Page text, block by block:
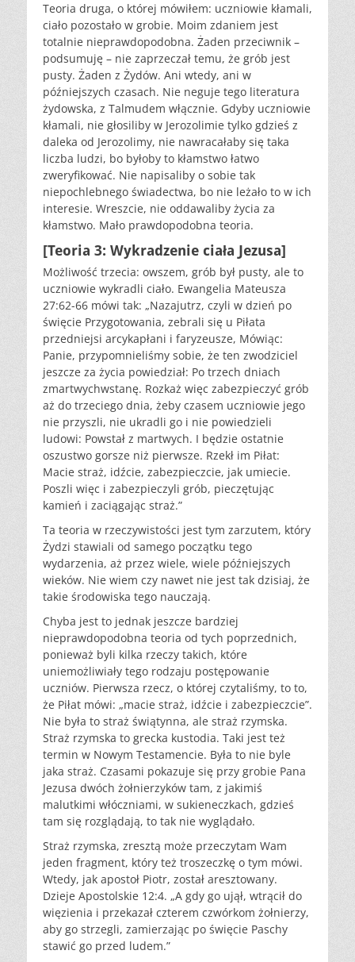
Teoria druga, o której mówiłem: uczniowie kłamali,
ciało pozostało w grobie. Moim zdaniem jest
totalnie nieprawdopodobna. Żaden przeciwnik –
podsumuję – nie zaprzeczał temu, że grób jest
pusty. Żaden z Żydów. Ani wtedy, ani w
późniejszych czasach. Nie neguje tego literatura
żydowska, z Talmudem włącznie. Gdyby uczniowie
kłamali, nie głosiliby w Jerozolimie tylko gdzieś z
daleka od Jerozolimy, nie nawracałaby się taka
liczba ludzi, bo byłoby to kłamstwo łatwo
zweryfikować. Nie napisaliby o sobie tak
niepochlebnego świadectwa, bo nie leżało to w ich
interesie. Wreszcie, nie oddawaliby życia za
kłamstwo. Mało prawdopodobna teoria.
[Teoria 3: Wykradzenie ciała Jezusa]
Możliwość trzecia: owszem, grób był pusty, ale to
uczniowie wykradli ciało. Ewangelia Mateusza
27:62-66 mówi tak: „Nazajutrz, czyli w dzień po
święcie Przygotowania, zebrali się u Piłata
przedniejsi arcykapłani i faryzeusze, Mówiąc:
Panie, przypomnieliśmy sobie, że ten zwodziciel
jeszcze za życia powiedział: Po trzech dniach
zmartwychwstanę. Rozkaż więc zabezpieczyć grób
aż do trzeciego dnia, żeby czasem uczniowie jego
nie przyszli, nie ukradli go i nie powiedzieli
ludowi: Powstał z martwych. I będzie ostatnie
oszustwo gorsze niż pierwsze. Rzekł im Piłat:
Macie straż, idźcie, zabezpieczcie, jak umiecie.
Poszli więc i zabezpieczyli grób, pieczętując
kamień i zaciągając straż.”
Ta teoria w rzeczywistości jest tym zarzutem, który
Żydzi stawiali od samego początku tego
wydarzenia, aż przez wiele, wiele późniejszych
wieków. Nie wiem czy nawet nie jest tak dzisiaj, że
takie środowiska tego nauczają.
Chyba jest to jednak jeszcze bardziej
nieprawdopodobna teoria od tych poprzednich,
ponieważ byli kilka rzeczy takich, które
uniemożliwiały tego rodzaju postępowanie
uczniów. Pierwsza rzecz, o której czytaliśmy, to to,
że Piłat mówi: „macie straż, idźcie i zabezpieczcie”.
Nie była to straż świątynna, ale straż rzymska.
Straż rzymska to grecka kustodia. Taki jest też
termin w Nowym Testamencie. Była to nie byle
jaka straż. Czasami pokazuje się przy grobie Pana
Jezusa dwóch żołnierzyków tam, z jakimiś
malutkimi włóczniami, w sukieneczkach, gdzieś
tam się rozglądają, to tak nie wyglądało.
Straż rzymska, zresztą może przeczytam Wam
jeden fragment, który też troszeczkę o tym mówi.
Wtedy, jak apostoł Piotr, został aresztowany.
Dzieje Apostolskie 12:4. „A gdy go ujął, wtrącił do
więzienia i przekazał czterem czwórkom żołnierzy,
aby go strzegli, zamierzając po święcie Paschy
stawić go przed ludem.”